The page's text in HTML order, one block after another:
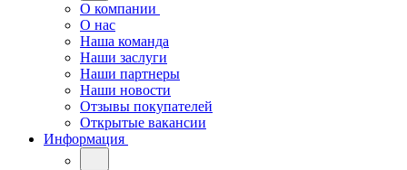
О компании
О нас
Наша команда
Наши заслуги
Наши партнеры
Наши новости
Отзывы покупателей
Открытые вакансии
Информация